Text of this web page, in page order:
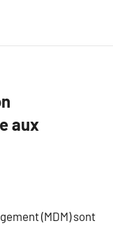
aux
(MDM) sont